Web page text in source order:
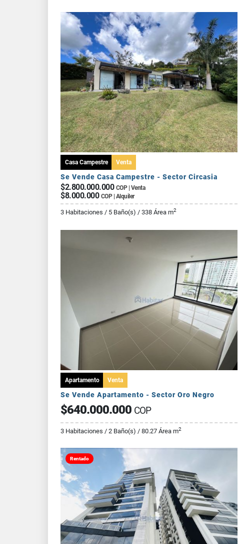
Casa Campestre Venta
Se Vende Casa Campestre - Sector Circasia
$2.800.000.000 COP | Venta
$8.000.000 COP | Alquiler
3 Habitaciones / 5 Baño(s) / 338 Área m2
Apartamento Venta
Se Vende Apartamento - Sector Oro Negro
$640.000.000 COP
3 Habitaciones / 2 Baño(s) / 80.27 Área m2
Rentado